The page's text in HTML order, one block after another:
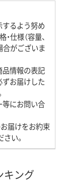
するよう努め
仕様（容量、
合がございま
品情報の表記
ずお届けした
等にお問い合
お届けをお約束
い。
キング